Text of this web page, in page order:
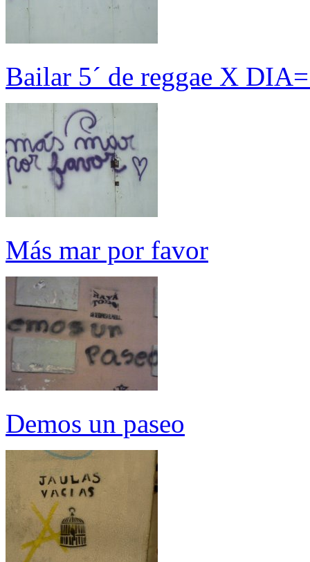
Bailar 5´ de reggae X
Más mar por favor
Demos un paseo